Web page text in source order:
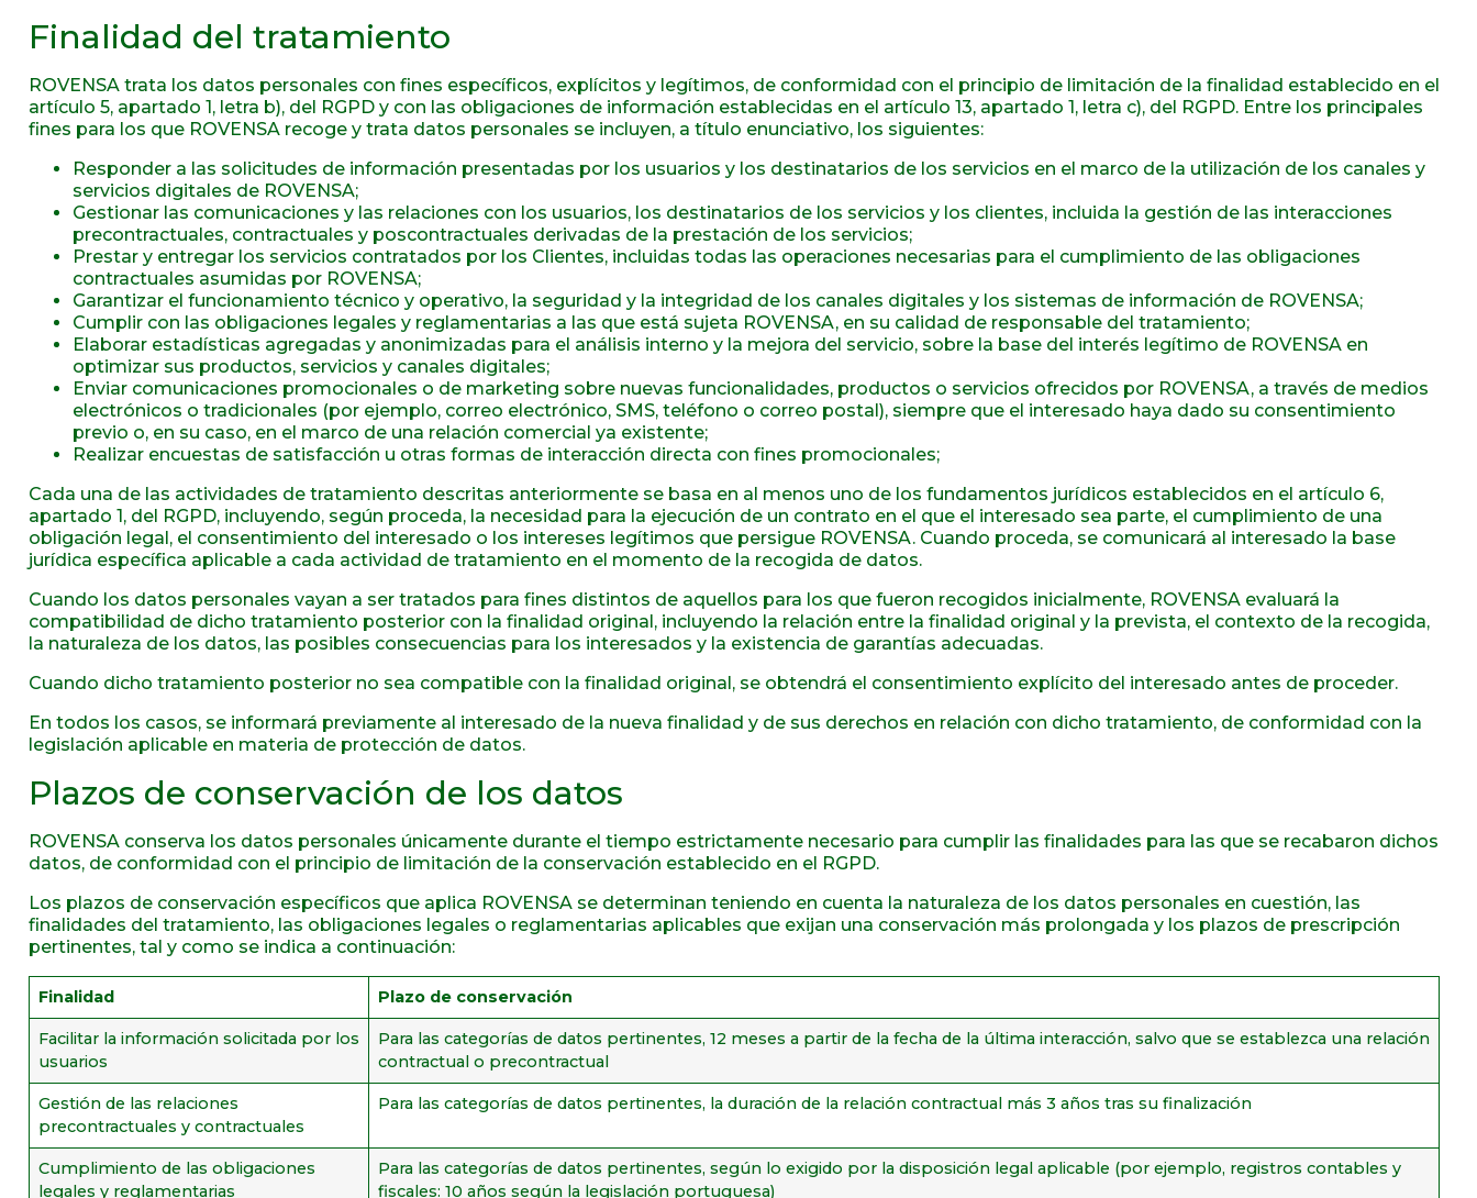
Finalidad del tratamiento
ROVENSA trata los datos personales con fines específicos, explícitos y legítimos, de conformidad con el principio de limitación de la finalidad establecido en el
artículo 5, apartado 1, letra b), del RGPD y con las obligaciones de información establecidas en el artículo 13, apartado 1, letra c), del RGPD. Entre los principales
fines para los que ROVENSA recoge y trata datos personales se incluyen, a título enunciativo, los siguientes:
Responder a las solicitudes de información presentadas por los usuarios y los destinatarios de los servicios en el marco de la utilización de los canales y
servicios digitales de ROVENSA;
Gestionar las comunicaciones y las relaciones con los usuarios, los destinatarios de los servicios y los clientes, incluida la gestión de las interacciones
precontractuales, contractuales y poscontractuales derivadas de la prestación de los servicios;
Prestar y entregar los servicios contratados por los Clientes, incluidas todas las operaciones necesarias para el cumplimiento de las obligaciones
contractuales asumidas por ROVENSA;
Garantizar el funcionamiento técnico y operativo, la seguridad y la integridad de los canales digitales y los sistemas de información de ROVENSA;
Cumplir con las obligaciones legales y reglamentarias a las que está sujeta ROVENSA, en su calidad de responsable del tratamiento;
Elaborar estadísticas agregadas y anonimizadas para el análisis interno y la mejora del servicio, sobre la base del interés legítimo de ROVENSA en
optimizar sus productos, servicios y canales digitales;
Enviar comunicaciones promocionales o de marketing sobre nuevas funcionalidades, productos o servicios ofrecidos por ROVENSA, a través de medios
electrónicos o tradicionales (por ejemplo, correo electrónico, SMS, teléfono o correo postal), siempre que el interesado haya dado su consentimiento
previo o, en su caso, en el marco de una relación comercial ya existente;
Realizar encuestas de satisfacción u otras formas de interacción directa con fines promocionales;
Cada una de las actividades de tratamiento descritas anteriormente se basa en al menos uno de los fundamentos jurídicos establecidos en el artículo 6,
apartado 1, del RGPD, incluyendo, según proceda, la necesidad para la ejecución de un contrato en el que el interesado sea parte, el cumplimiento de una
obligación legal, el consentimiento del interesado o los intereses legítimos que persigue ROVENSA. Cuando proceda, se comunicará al interesado la base
jurídica específica aplicable a cada actividad de tratamiento en el momento de la recogida de datos.
Cuando los datos personales vayan a ser tratados para fines distintos de aquellos para los que fueron recogidos inicialmente, ROVENSA evaluará la
compatibilidad de dicho tratamiento posterior con la finalidad original, incluyendo la relación entre la finalidad original y la prevista, el contexto de la recogida,
la naturaleza de los datos, las posibles consecuencias para los interesados y la existencia de garantías adecuadas.
Cuando dicho tratamiento posterior no sea compatible con la finalidad original, se obtendrá el consentimiento explícito del interesado antes de proceder.
En todos los casos, se informará previamente al interesado de la nueva finalidad y de sus derechos en relación con dicho tratamiento, de conformidad con la
legislación aplicable en materia de protección de datos.
Plazos de conservación de los datos
ROVENSA conserva los datos personales únicamente durante el tiempo estrictamente necesario para cumplir las finalidades para las que se recabaron dichos
datos, de conformidad con el principio de limitación de la conservación establecido en el RGPD.
Los plazos de conservación específicos que aplica ROVENSA se determinan teniendo en cuenta la naturaleza de los datos personales en cuestión, las
finalidades del tratamiento, las obligaciones legales o reglamentarias aplicables que exijan una conservación más prolongada y los plazos de prescripción
pertinentes, tal y como se indica a continuación:
Finalidad Plazo de conservación
Facilitar la información solicitada por los
usuarios
Para las categorías de datos pertinentes, 12 meses a partir de la fecha de la última interacción, salvo que se establezca una relación
contractual o precontractual
Gestión de las relaciones
precontractuales y contractuales
Para las categorías de datos pertinentes, la duración de la relación contractual más 3 años tras su finalización
Cumplimiento de las obligaciones
legales y reglamentarias
Para las categorías de datos pertinentes, según lo exigido por la disposición legal aplicable (por ejemplo, registros contables y
fiscales: 10 años según la legislación portuguesa)